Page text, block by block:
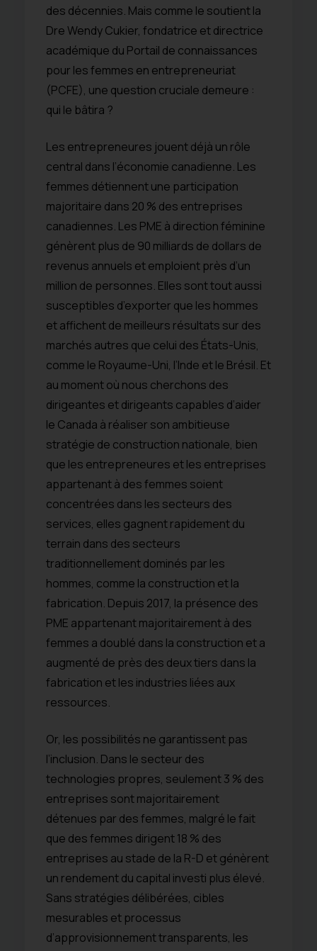
des décennies. Mais comme le soutient la
Dre Wendy Cukier, fondatrice et directrice
académique du Portail de connaissances
pour les femmes en entrepreneuriat
(PCFE), une question cruciale demeure :
qui le bâtira ?
Les entrepreneures jouent déjà un rôle
central dans l’économie canadienne. Les
femmes détiennent une participation
majoritaire dans 20 % des entreprises
canadiennes. Les PME à direction féminine
génèrent plus de 90 milliards de dollars de
revenus annuels et emploient près d’un
million de personnes. Elles sont tout aussi
susceptibles d’exporter que les hommes
et affichent de meilleurs résultats sur des
marchés autres que celui des États-Unis,
comme le Royaume-Uni, l’Inde et le Brésil. Et
au moment où nous cherchons des
dirigeantes et dirigeants capables d’aider
le Canada à réaliser son ambitieuse
stratégie de construction nationale, bien
que les entrepreneures et les entreprises
appartenant à des femmes soient
concentrées dans les secteurs des
services, elles gagnent rapidement du
terrain dans des secteurs
traditionnellement dominés par les
hommes, comme la construction et la
fabrication. Depuis 2017, la présence des
PME appartenant majoritairement à des
femmes a doublé dans la construction et a
augmenté de près des deux tiers dans la
fabrication et les industries liées aux
ressources.
Or, les possibilités ne garantissent pas
l’inclusion. Dans le secteur des
technologies propres, seulement 3 % des
entreprises sont majoritairement
détenues par des femmes, malgré le fait
que des femmes dirigent 18 % des
entreprises au stade de la R-D et génèrent
un rendement du capital investi plus élevé.
Sans stratégies délibérées, cibles
mesurables et processus
d’approvisionnement transparents, les